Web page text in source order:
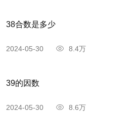
38合数是多少
2024-05-30 8.4万
39的因数
2024-05-30 8.6万